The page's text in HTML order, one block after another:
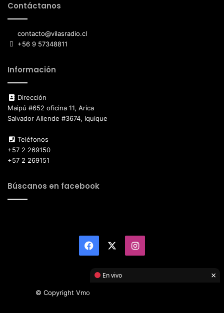
Contáctanos
contacto@vilasradio.cl
+56 9 57348811
Información
Dirección
Maipú #652 oficina 11, Arica
Salvador Allende #3674, Iquique
Teléfonos
+57 2 269150
+57 2 269151
Búscanos en facebook
Facebook Instagram
© Copyright Vmotor TI 2026, All Rights Reserved
En vivo ×